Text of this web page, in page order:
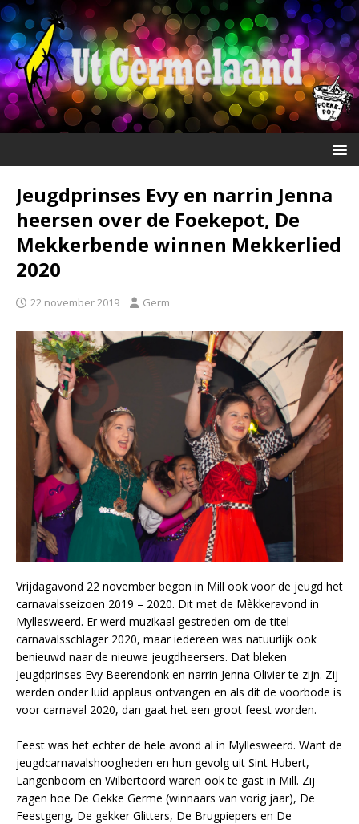
Jeugdprinses Evy en narrin Jenna
heersen over de Foekepot, De
Mekkerbende winnen Mekkerlied
2020
22 november 2019 Germ
Vrijdagavond 22 november begon in Mill ook voor de jeugd het
carnavalsseizoen 2019 – 2020. Dit met de Mèkkeravond in
Myllesweerd. Er werd muzikaal gestreden om de titel
carnavalsschlager 2020, maar iedereen was natuurlijk ook
benieuwd naar de nieuwe jeugdheersers. Dat bleken
Jeugdprinses Evy Beerendonk en narrin Jenna Olivier te zijn. Zij
werden onder luid applaus ontvangen en als dit de voorbode is
voor carnaval 2020, dan gaat het een groot feest worden.
Feest was het echter de hele avond al in Myllesweerd. Want de
jeugdcarnavalshoogheden en hun gevolg uit Sint Hubert,
Langenboom en Wilbertoord waren ook te gast in Mill. Zij
zagen hoe De Gekke Germe (winnaars van vorig jaar), De
Feestgeng, De gekker Glitters, De Brugpiepers en De